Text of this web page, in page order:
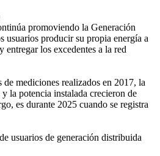
promoviendo la Generación
usuarios producir su propia energía a
entregar los excedentes a la red
mediciones realizados en 2017, la
la potencia instalada crecieron de
es durante 2025 cuando se registra
usuarios de generación distribuida